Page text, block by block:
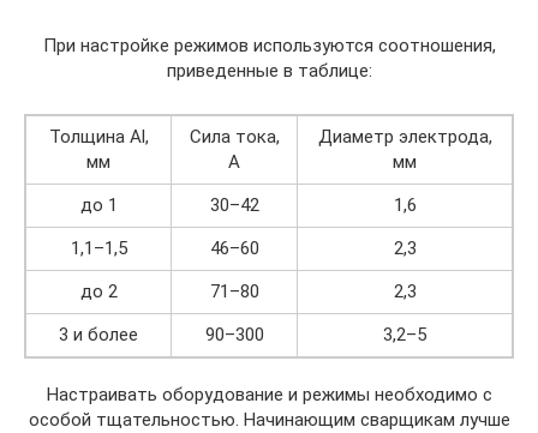
При настройке режимов используются соотношения,
приведенные в таблице:
Толщина Al,
мм
Сила тока,
А
Диаметр электрода,
мм
до 1
30–42
1,6
1,1–1,5
46–60
2,3
до 2
71–80
2,3
3 и более
90–300 3,2–5
Настраивать оборудование и режимы необходимо с
особой тщательностью. Начинающим сварщикам лучше